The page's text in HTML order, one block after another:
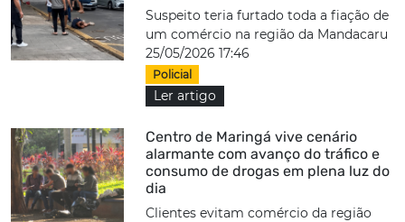
Suspeito teria furtado toda a fiação de
um comércio na região da Mandacaru
25/05/2026 17:46
Policial
Ler artigo
Centro de Maringá vive cenário
alarmante com avanço do tráfico e
consumo de drogas em plena luz do
dia
Clientes evitam comércio da região